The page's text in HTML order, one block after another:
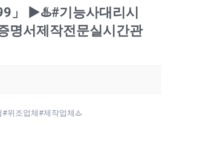
」 ▶♨️#기능사대리시
서제작전문실시간관
#위조업체#제작업체♨️